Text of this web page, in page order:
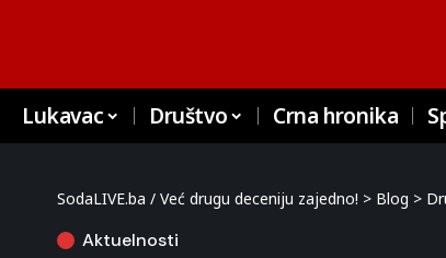
Lukavac Društvo Crna hronika
SodaLIVE.ba / Već drugu deceniju zajedno! > Blog >
Aktuelnosti